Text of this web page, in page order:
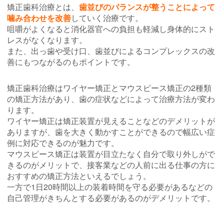
矯正歯科治療とは、 歯並びのバランスが整うことによって
噛み合わせを改善していく治療です。
咀嚼がよくなると消化器官への負担も軽減し身体的にスト
レスがなくなります。
また、出っ歯や受け口、歯並びによるコンプレックスの改
善にもつながるのもポイントです。
矯正歯科治療はワイヤー矯正とマウスピース矯正の2種類
の矯正方法があり、歯の症状などによって治療方法が変わ
ります。
ワイヤー矯正は矯正装置が見えることなどのデメリットが
ありますが、歯を大きく動かすことができるので幅広い症
例に対応できるのが魅力です。
マウスピース矯正は装置が目立たなく自分で取り外しがで
きるのがメリットで、接客業などの人前に出る仕事の方に
おすすめの矯正方法といえるでしょう。
一方で1日20時間以上の装着時間を守る必要があるなどの
自己管理がきちんとする必要があるのがデメリットです。